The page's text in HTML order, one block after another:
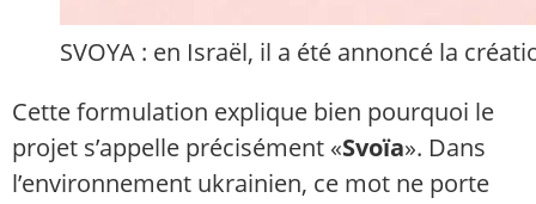
SVOYA : en Israël, il a été annoncé la
Cette formulation explique bien pourquoi le
projet s’appelle précisément «Svoïa». Dans
l’environnement ukrainien, ce mot ne porte